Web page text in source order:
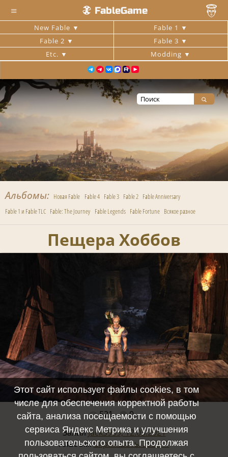
≡ FableGame
New Fable
Fable 1
Fable 2
Fable 3
Etc.
Modding
Альбомы Новая Fable Fable 4 Fable 3 Fable 2 Fable Anniversary
Fable 1 и Fable TLC Fable: The Journey Fable Legends Fable Fortune Всякое разное
Пещера Хоббов
Полный размер -1497x975/ 794.3Kb
521
0
ЗалилJackS909, 12.03.2021
Альбом:Скриншоты Fable 1
Этот сайт использует файлы cookies, в том
числе для обеспечения корректной работы
сайта, анализа посещаемости с помощью
сервиса Яндекс Метрика и улучшения
пользовательского опыта. Продолжая